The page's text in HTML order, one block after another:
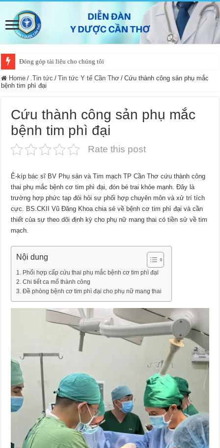
Đóng góp tài liệu cho chúng tôi
Home / .Tin tức / Tin tức Y tế Cần Thơ / Cứu thành công sản phụ mắc
bệnh tim phì đại
Cứu thành công sản phụ mắc
bệnh tim phì đại
Rate this post
Ê-kíp bác sĩ BV Phụ sản và Tim mạch TP Cần Thơ cứu thành công
thai phụ mắc bệnh cơ tim phì đại, đón bé trai khỏe mạnh. Đây là
trường hợp phức tạp đòi hỏi sự phối hợp chuyên môn và xử trí tích
cực. BS.CKII Vũ Ðăng Khoa chia sẻ về bệnh cơ tim phì đại và cần
thiết của sự theo dõi định kỳ cho phụ nữ mang thai có tiền sử về tim
mạch.
Nội dung
Phối hợp cấp cứu thai phụ mắc bệnh cơ tim phì đại
Chi tiết ca mổ thành công
Đề phòng bệnh cơ tim phì đại cho phụ nữ mang thai